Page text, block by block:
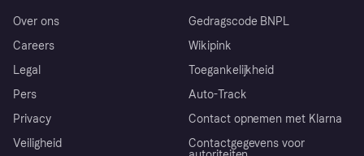
Over ons
Careers
Legal
Pers
Privacy
Veiligheid
Gedragscode BNPL
Wikipink
Toegankelijkheid
Auto-Track
Contact opnemen met Klarna
Contactgegevens voor